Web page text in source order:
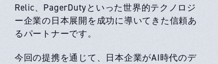
Relic、PagerDutyといった世界的テクノロジ
ー企業の日本展開を成功に導いてきた信頼あ
るパートナーです。
今回の提携を通じて、日本企業がAI時代のデ